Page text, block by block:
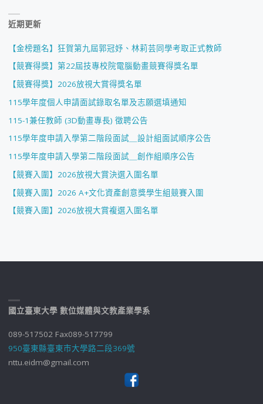
近期更新
【金榜題名】狂賀第九屆郭冠妤、林莉芸同學考取正式教師
【競賽得獎】第22屆技專校院電腦動畫競賽得獎名單
【競賽得獎】2026放視大賞得獎名單
115學年度個人申請面試錄取名單及志願選填通知
115-1兼任教師 (3D動畫專長) 徵聘公告
115學年度申請入學第二階段面試＿設計組面試順序公告
115學年度申請入學第二階段面試＿創作組順序公告
【競賽入圍】2026放視大賞決選入圍名單
【競賽入圍】2026 A+文化資產創意獎學生組競賽入圍
【競賽入圍】2026放視大賞複選入圍名單
國立臺東大學 數位媒體與文教產業學系
089-517502 Fax089-517799
950臺東縣臺東市大學路二段369號
nttu.eidm@gmail.com